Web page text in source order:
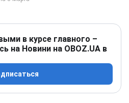
в курсе главного –
на Новини на OBOZ.UA в